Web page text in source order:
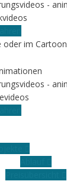
-
oder im
-